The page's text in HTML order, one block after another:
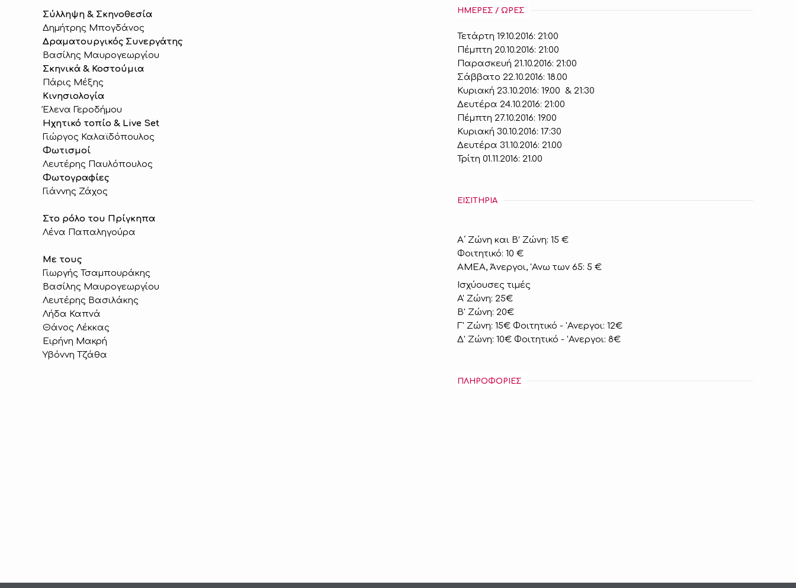
Σύλληψη & Σκηνοθεσία
Δημήτρης Μπογδάνος
Δραματουργικός Συνεργάτης
Βασίλης Μαυρογεωργίου
Σκηνικά & Κοστούμια
Πάρις Μέξης
Κινησιολογία
Έλενα Γεροδήμου
Ηχητικό τοπίο & Live Set
Γιώργος Καλαϊδόπουλος
Φωτισμοί
Λευτέρης Παυλόπουλος
Φωτογραφίες
Γιάννης Ζάχος
Στο ρόλο του Πρίγκηπα
Λένα Παπαληγούρα
Με τους
Γιωργής Τσαμπουράκης
Βασίλης Μαυρογεωργίου
Λευτέρης Βασιλάκης
Λήδα Καπνά
Θάνος Λέκκας
Ειρήνη Μακρή
Υβόννη Τζάθα
ΗΜΕΡΕΣ / ΩΡΕΣ
Τετάρτη 19.10.2016: 21:00
Πέμπτη 20.10.2016: 21:00
Παρασκευή 21.10.2016: 21:00
Σάββατο 22.10.2016: 18.00
Κυριακή 23.10.2016: 19.00 & 21:30
Δευτέρα 24.10.2016: 21:00
Πέμπτη 27.10.2016: 19.00
Κυριακή 30.10.2016: 17:30
Δευτέρα 31.10.2016: 21.00
Τρίτη 01.11.2016: 21.00
ΕΙΣΙΤΗΡΙΑ
Α΄ Ζώνη και Β’ Ζώνη: 15 €
Φοιτητικό: 10 €
ΑΜΕΑ, Άνεργοι, 'Ανω των 65: 5 €
Ισχύουσες τιμές
A' Ζώνη: 25€
B' Ζώνη: 20€
Γ' Zώνη: 15€ Φοιτητικό - 'Ανεργοι: 12€
Δ' Zώνη: 10€ Φοιτητικό - 'Ανεργοι: 8€
ΠΛΗΡΟΦΟΡΙΕΣ